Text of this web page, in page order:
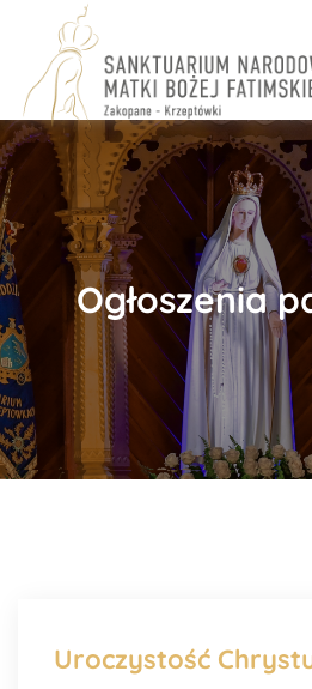
content
Ogłoszenia
Uroczystość